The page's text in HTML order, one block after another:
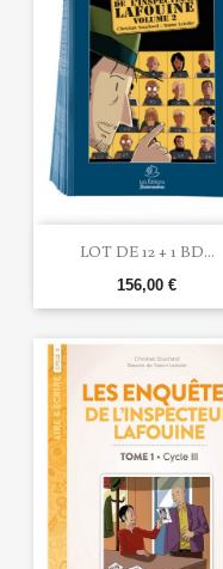
LOT DE 12 + 1 BD...
156,00 €